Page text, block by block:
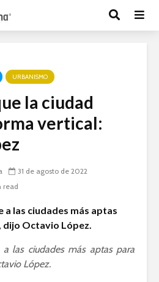
URBANISMO
la ciudad
vertical:
31 de agosto de 2022
read
a las ciudades más aptas
dijo Octavio López.
las ciudades más aptas para
López.